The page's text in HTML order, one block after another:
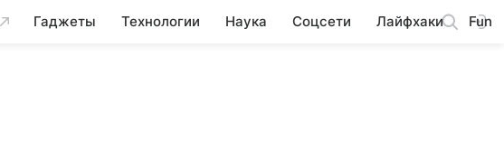
Гаджеты Технологии Наука Соцсети Лайфхаки Fun